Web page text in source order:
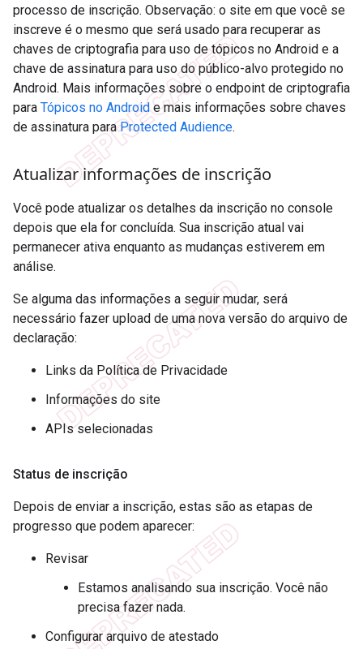
processo de inscrição. Observação: o site em que você se
inscreve é o mesmo que será usado para recuperar as
chaves de criptografia para uso de tópicos no Android e a
chave de assinatura para uso do público-alvo protegido no
Android. Mais informações sobre o endpoint de criptografia
para Tópicos no Androide mais informações sobre chaves
de assinatura paraProtected Audience.
Atualizar informações de inscrição
Você pode atualizar os detalhes da inscrição no console
depois que ela for concluída. Sua inscrição atual vai
permanecer ativa enquanto as mudanças estiverem em
análise.
Se alguma das informações a seguir mudar, será
necessário fazer upload de uma nova versão do arquivo de
declaração:
Links da Política de Privacidade
Informações do site
APIs selecionadas
Status de inscrição
Depois de enviar a inscrição, estas são as etapas de
progresso que podem aparecer:
Revisar
Estamos analisando sua inscrição. Você não
precisa fazer nada.
Configurar arquivo de atestado